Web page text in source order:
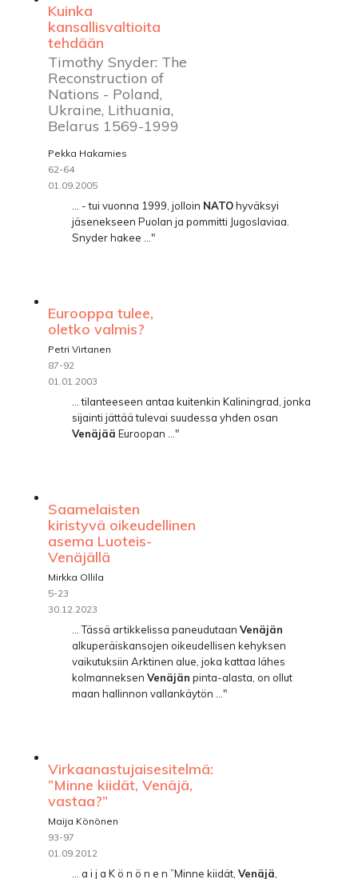
Kuinka
kansallisvaltioita
tehdään
Timothy Snyder: The
Reconstruction of
Nations - Poland,
Ukraine, Lithuania,
Belarus 1569-1999
Pekka Hakamies
62-64
01.09.2005
... - tui vuonna 1999, jolloin NATOhyväksyi
jäsenekseen Puolan ja pommitti Jugoslaviaa.
Snyder hakee ..."
Eurooppa tulee,
oletko valmis?
Petri Virtanen
87-92
01.01.2003
... tilanteeseen antaa kuitenkin Kaliningrad, jonka
sijainti jättää tulevai­ suudessa yhden osan
Venäjää Euroopan ..."
Saamelaisten
kiristyvä oikeudellinen
asema Luoteis-
Venäjällä
Mirkka Ollila
5-23
30.12.2023
... Tässä artikkelissa paneudutaan Venäjän
alkuperäiskansojen oikeudellisen kehyksen
vaikutuksiin Arktinen alue, joka kattaa lähes
kolmanneksen Venäjän pinta-alasta, on ollut
maan hallinnon vallankäytön ..."
Virkaanastujaisesitelmä:
”Minne kiidät, Venäjä,
vastaa?”
Maija Könönen
93-97
01.09.2012
... a i j a K ö n ö n e n ”Minne kiidät, Venäjä